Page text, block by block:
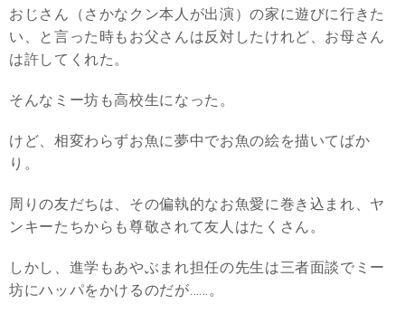
おじさん（さかなクン本人が出演）の家に遊びに行きた
い、と言った時もお父さんは反対したけれど、お母さん
は許してくれた。
そんなミー坊も高校生になった。
けど、相変わらずお魚に夢中でお魚の絵を描いてばか
り。
周りの友だちは、その偏執的なお魚愛に巻き込まれ、ヤ
ンキーたちからも尊敬されて友人はたくさん。
しかし、進学もあやぶまれ担任の先生は三者面談でミー
坊にハッパをかけるのだが……。